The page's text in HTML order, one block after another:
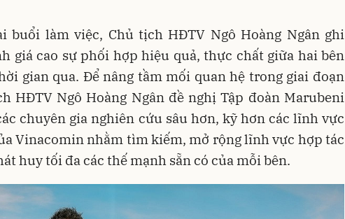
buổi làm việc, Chủ tịch HĐTV Ngô Hoàng Ngân ghi
giá cao sự phối hợp hiệu quả, thực chất giữa hai bên
gian qua. Để nâng tầm mối quan hệ trong giai đoạn
HĐTV Ngô Hoàng Ngân đề nghị Tập đoàn Marubeni
chuyên gia nghiên cứu sâu hơn, kỹ hơn các lĩnh vực
Vinacomin nhằm tìm kiếm, mở rộng lĩnh vực hợp tác
huy tối đa các thế mạnh sẵn có của mỗi bên.